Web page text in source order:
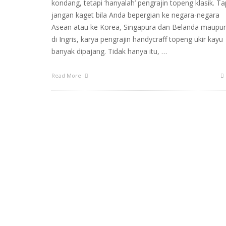
kondang, tetapi ‘hanyalah’ pengrajin topeng klasik.
jangan kaget bila Anda bepergian ke negara-negara
Asean atau ke Korea, Singapura dan Belanda
di Ingris, karya pengrajin handycraff topeng ukir kayu
banyak dipajang. Tidak hanya itu, …
Read More